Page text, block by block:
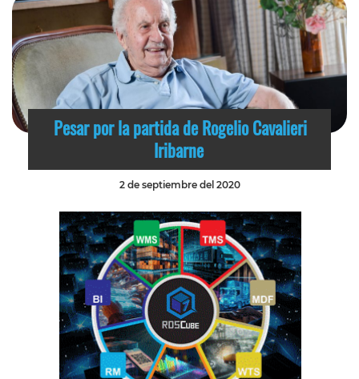
Pesar por la partida de Rogelio Cavalieri
Iribarne
2 de septiembre del 2020